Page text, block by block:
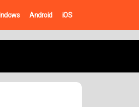
Android iOS